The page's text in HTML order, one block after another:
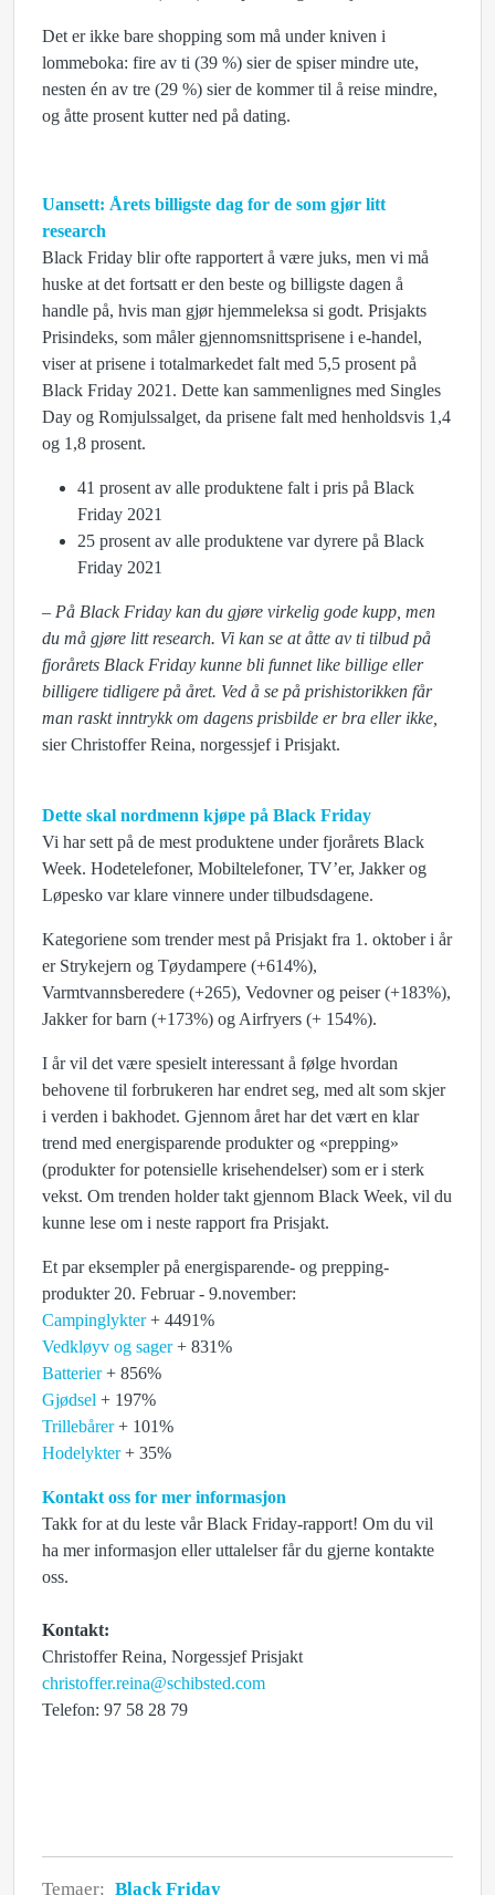
Det er ikke bare shopping som må under kniven i
lommeboka: fire av ti (39 %) sier de spiser mindre ute,
nesten én av tre (29 %) sier de kommer til å reise mindre,
og åtte prosent kutter ned på dating.
Uansett: Årets billigste dag for de som gjør litt
research
Black Friday blir ofte rapportert å være juks, men vi må
huske at det fortsatt er den beste og billigste dagen å
handle på, hvis man gjør hjemmeleksa si godt. Prisjakts
Prisindeks, som måler gjennomsnittsprisene i e-handel,
viser at prisene i totalmarkedet falt med 5,5 prosent på
Black Friday 2021. Dette kan sammenlignes med Singles
Day og Romjulssalget, da prisene falt med henholdsvis 1,4
og 1,8 prosent.
41 prosent av alle produktene falt i pris på Black
Friday 2021
25 prosent av alle produktene var dyrere på Black
Friday 2021
– På Black Friday kan du gjøre virkelig gode kupp, men
du må gjøre litt research. Vi kan se at åtte av ti tilbud på
fjorårets Black Friday kunne bli funnet like billige eller
billigere tidligere på året. Ved å se på prishistorikken får
man raskt inntrykk om dagens prisbilde er bra eller ikke,
sier Christoffer Reina, norgessjef i Prisjakt.
Dette skal nordmenn kjøpe på Black Friday
Vi har sett på de mest produktene under fjorårets Black
Week. Hodetelefoner, Mobiltelefoner, TV’er, Jakker og
Løpesko var klare vinnere under tilbudsdagene.
Kategoriene som trender mest på Prisjakt fra 1. oktober i år
er Strykejern og Tøydampere (+614%),
Varmtvannsberedere (+265), Vedovner og peiser (+183%),
Jakker for barn (+173%) og Airfryers (+ 154%).
I år vil det være spesielt interessant å følge hvordan
behovene til forbrukeren har endret seg, med alt som skjer
i verden i bakhodet. Gjennom året har det vært en klar
trend med energisparende produkter og «prepping»
(produkter for potensielle krisehendelser) som er i sterk
vekst. Om trenden holder takt gjennom Black Week, vil du
kunne lese om i neste rapport fra Prisjakt.
Et par eksempler på energisparende- og prepping-
produkter 20. Februar - 9.november:
Campinglykter+ 4491%
Vedkløyv og sager+ 831%
Batterier+ 856%
Gjødsel + 197%
Trillebårer+ 101%
Hodelykter+ 35%
Kontakt oss for mer informasjon
Takk for at du leste vår Black Friday-rapport! Om du vil
ha mer informasjon eller uttalelser får du gjerne kontakte
oss.
Kontakt:
Christoffer Reina, Norgessjef Prisjakt
christoffer.reina@schibsted.com
Telefon: 97 58 28 79
Temaer: Black Friday